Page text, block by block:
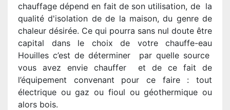
chauffage dépend en fait de son utilisation, de la
qualité d'isolation de de la maison, du genre de
chaleur désirée. Ce qui pourra sans nul doute être
capital dans le choix de votre chauffe-eau
Houilles c’est de déterminer par quelle source
vous avez envie chauffer et de ce fait de
l’équipement convenant pour ce faire : tout
électrique ou gaz ou fioul ou géothermique ou
alors bois.